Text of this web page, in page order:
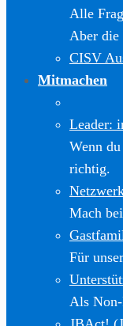
Alle
Aber die
CISV
Mitmachen
Leader:
Wenn
richtig.
Mach
Für
Als